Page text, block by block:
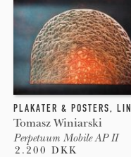
PLAKATER & POSTERS,
Tomasz Winiarski
Perpetuum Mobile AP II
2.200 DKK